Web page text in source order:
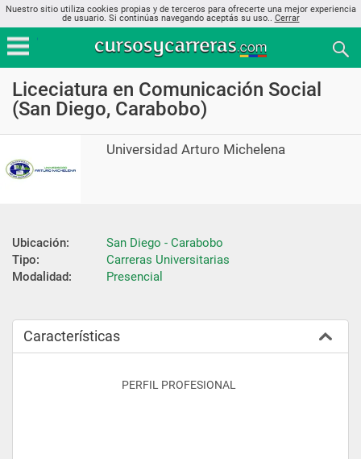
Nuestro sitio utiliza cookies propias y de terceros para ofrecerte una mejor experiencia
de usuario. Si continúas navegando aceptás su uso.. Cerrar
Liceciatura en Comunicación Social
(San Diego, Carabobo)
Universidad Arturo Michelena
Ubicación:
San Diego - Carabobo
Tipo:
Carreras Universitarias
Modalidad:
Presencial
Características
					PERFIL PROFESIONAL